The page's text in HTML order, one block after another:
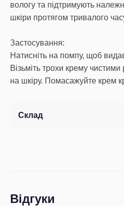
вологу та підтримують
шкіри протягом тривалого
Застосування:
Натисніть на помпу, щоб
Візьміть трохи крему
на шкіру. Помасажуйте крем
Склад
Відгуки